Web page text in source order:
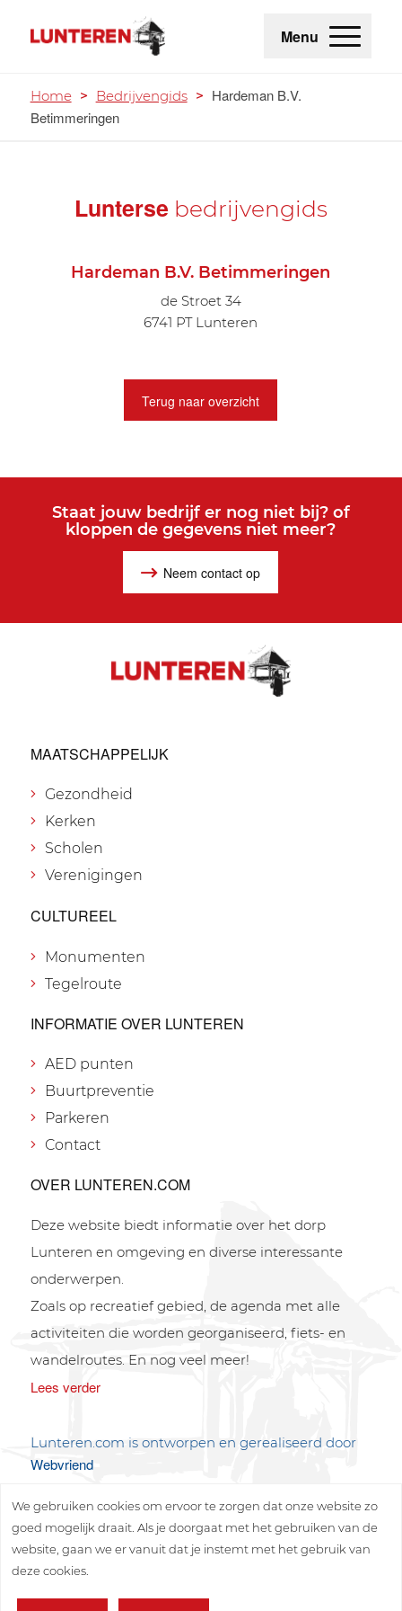
Menu
Home > Bedrijvengids > Hardeman B.V.
Betimmeringen
Lunterse bedrijvengids
Hardeman B.V. Betimmeringen
de Stroet 34
6741 PT Lunteren
Terug naar overzicht
Staat jouw bedrijf er nog niet bij? of
kloppen de gegevens niet meer?
Neem contact op
MAATSCHAPPELIJK
Gezondheid
Kerken
Scholen
Verenigingen
CULTUREEL
Monumenten
Tegelroute
INFORMATIE OVER LUNTEREN
AED punten
Buurtpreventie
Parkeren
Contact
OVER LUNTEREN.COM
Deze website biedt informatie over het dorp
Lunteren en omgeving en diverse interessante
onderwerpen.
Zoals op recreatief gebied, de agenda met alle
activiteiten die worden georganiseerd, fiets- en
wandelroutes. En nog veel meer!
Lees verder
Lunteren.com is ontworpen en gerealiseerd door
Webvriend
We gebruiken cookies om ervoor te zorgen dat onze website zo
goed mogelijk draait. Als je doorgaat met het gebruiken van de
website, gaan we er vanuit dat je instemt met het gebruik van
deze cookies.